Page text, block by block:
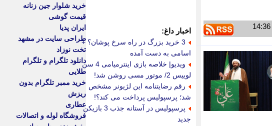
اخبار داغ:
3 خرید بزرگ در راه سرخ پوشان؟ +
اسامی به دست آمده
ویدیو| خلاصه بازی اینترمیامی 4 سن
لوییس 2/ موتور مسی روشن شد!
رقم رضایتنامه این لژیونر مشخص
شد؛ پرسپولیس پرداخت می کند؟!
پرسپولیس در آستانه جذب 3 بازیکن
جدید
خرید شلوار جین زنانه
قیمت گوشی
ایران پدیا
طراحی سایت در مشهد
تخت نوزاد
دانلود تلگرام و تلگرام
طلایی
خرید ممبر تلگرام بدون
ریزش
عطاری
فروشگاه لوله و اتصالات